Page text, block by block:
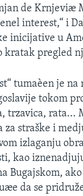
de Krnjeviæ
interest,“ i
inicijative u
kratak pregled
tumaèen je
tokom
trzavica, rata...
za straške i
izlaganju
kao
Bugajskom,
da se